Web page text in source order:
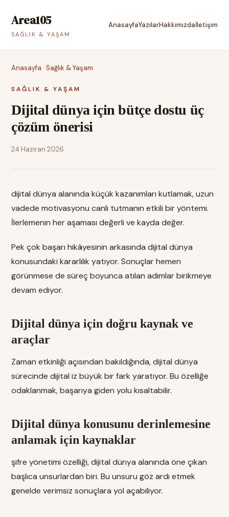
Area105
SAĞLIK & YAŞAM
AnasayfaYazılarHakkımızdaİletişim
Anasayfa · Sağlık & Yaşam
SAĞLIK & YAŞAM
Dijital dünya için bütçe dostu üç
çözüm önerisi
24 Haziran 2026
dijital dünya alanında küçük kazanımları kutlamak, uzun
vadede motivasyonu canlı tutmanın etkili bir yöntemi.
İlerlemenin her aşaması değerli ve kayda değer.
Pek çok başarı hikâyesinin arkasında dijital dünya
konusundaki kararlılık yatıyor. Sonuçlar hemen
görünmese de süreç boyunca atılan adımlar birikmeye
devam ediyor.
Dijital dünya için doğru kaynak ve
araçlar
Zaman etkinliği açısından bakıldığında, dijital dünya
sürecinde dijital iz büyük bir fark yaratıyor. Bu özelliğe
odaklanmak, başarıya giden yolu kısaltabilir.
Dijital dünya konusunu derinlemesine
anlamak için kaynaklar
şifre yönetimi özelliği, dijital dünya alanında öne çıkan
başlıca unsurlardan biri. Bu unsuru göz ardı etmek
genelde verimsiz sonuçlara yol açabiliyor.